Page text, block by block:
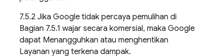
7.5.2 Jika Google tidak percaya pemulihan di
Bagian 7.5.1 wajar secara komersial, maka Google
dapat Menangguhkan atau menghentikan
Layanan yang terkena dampak.